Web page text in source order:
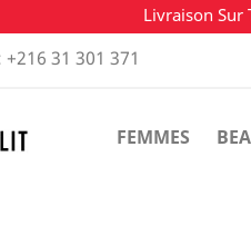
Livraison Sur
+216 31 301 371
FEMMES